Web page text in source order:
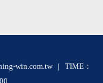
win.com.tw | TIME：